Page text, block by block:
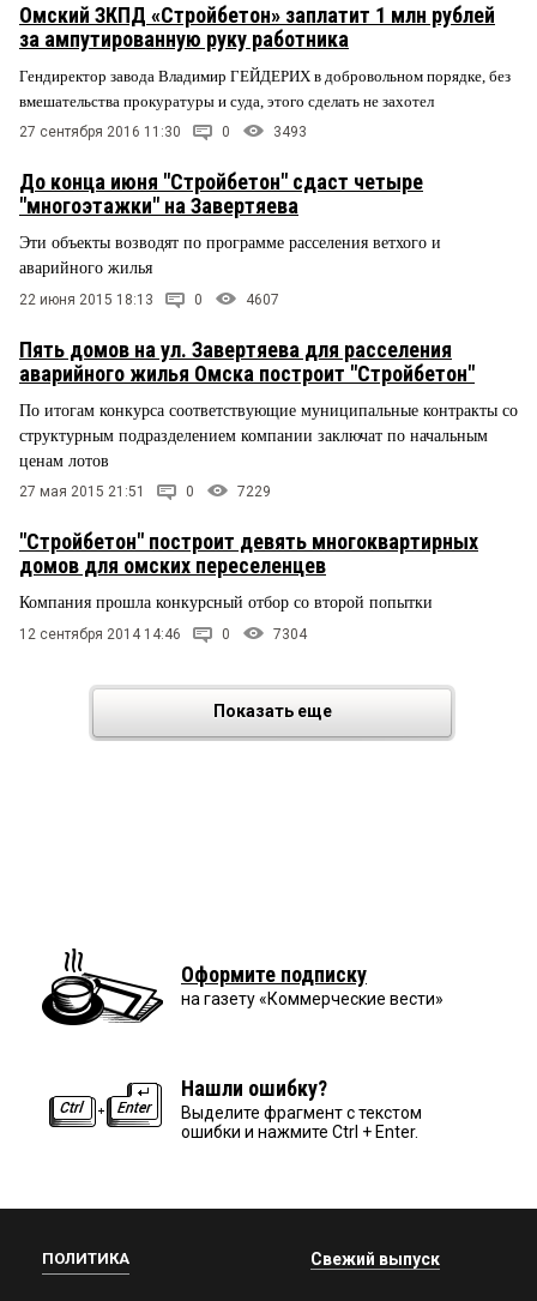
Омский ЗКПД «Стройбетон» заплатит 1 млн рублей
за ампутированную руку работника
Гендиректор завода Владимир ГЕЙДЕРИХ в добровольном порядке, без
вмешательства прокуратуры и суда, этого сделать не захотел
27 сентября 2016 11:30 0 3493
До конца июня "Стройбетон" сдаст четыре
"многоэтажки" на Завертяева
Эти объекты возводят по программе расселения ветхого и
аварийного жилья
22 июня 2015 18:13 0 4607
Пять домов на ул. Завертяева для расселения
аварийного жилья Омска построит "Стройбетон"
По итогам конкурса соответствующие муниципальные контракты со
структурным подразделением компании заключат по начальным
ценам лотов
27 мая 2015 21:51 0 7229
"Стройбетон" построит девять многоквартирных
домов для омских переселенцев
Компания прошла конкурсный отбор со второй попытки
12 сентября 2014 14:46 0 7304
Показать еще
Оформите подписку
на газету «Коммерческие вести»
Нашли ошибку?
Выделите фрагмент с текстом
ошибки и нажмите Ctrl + Enter.
ПОЛИТИКА Свежий выпуск